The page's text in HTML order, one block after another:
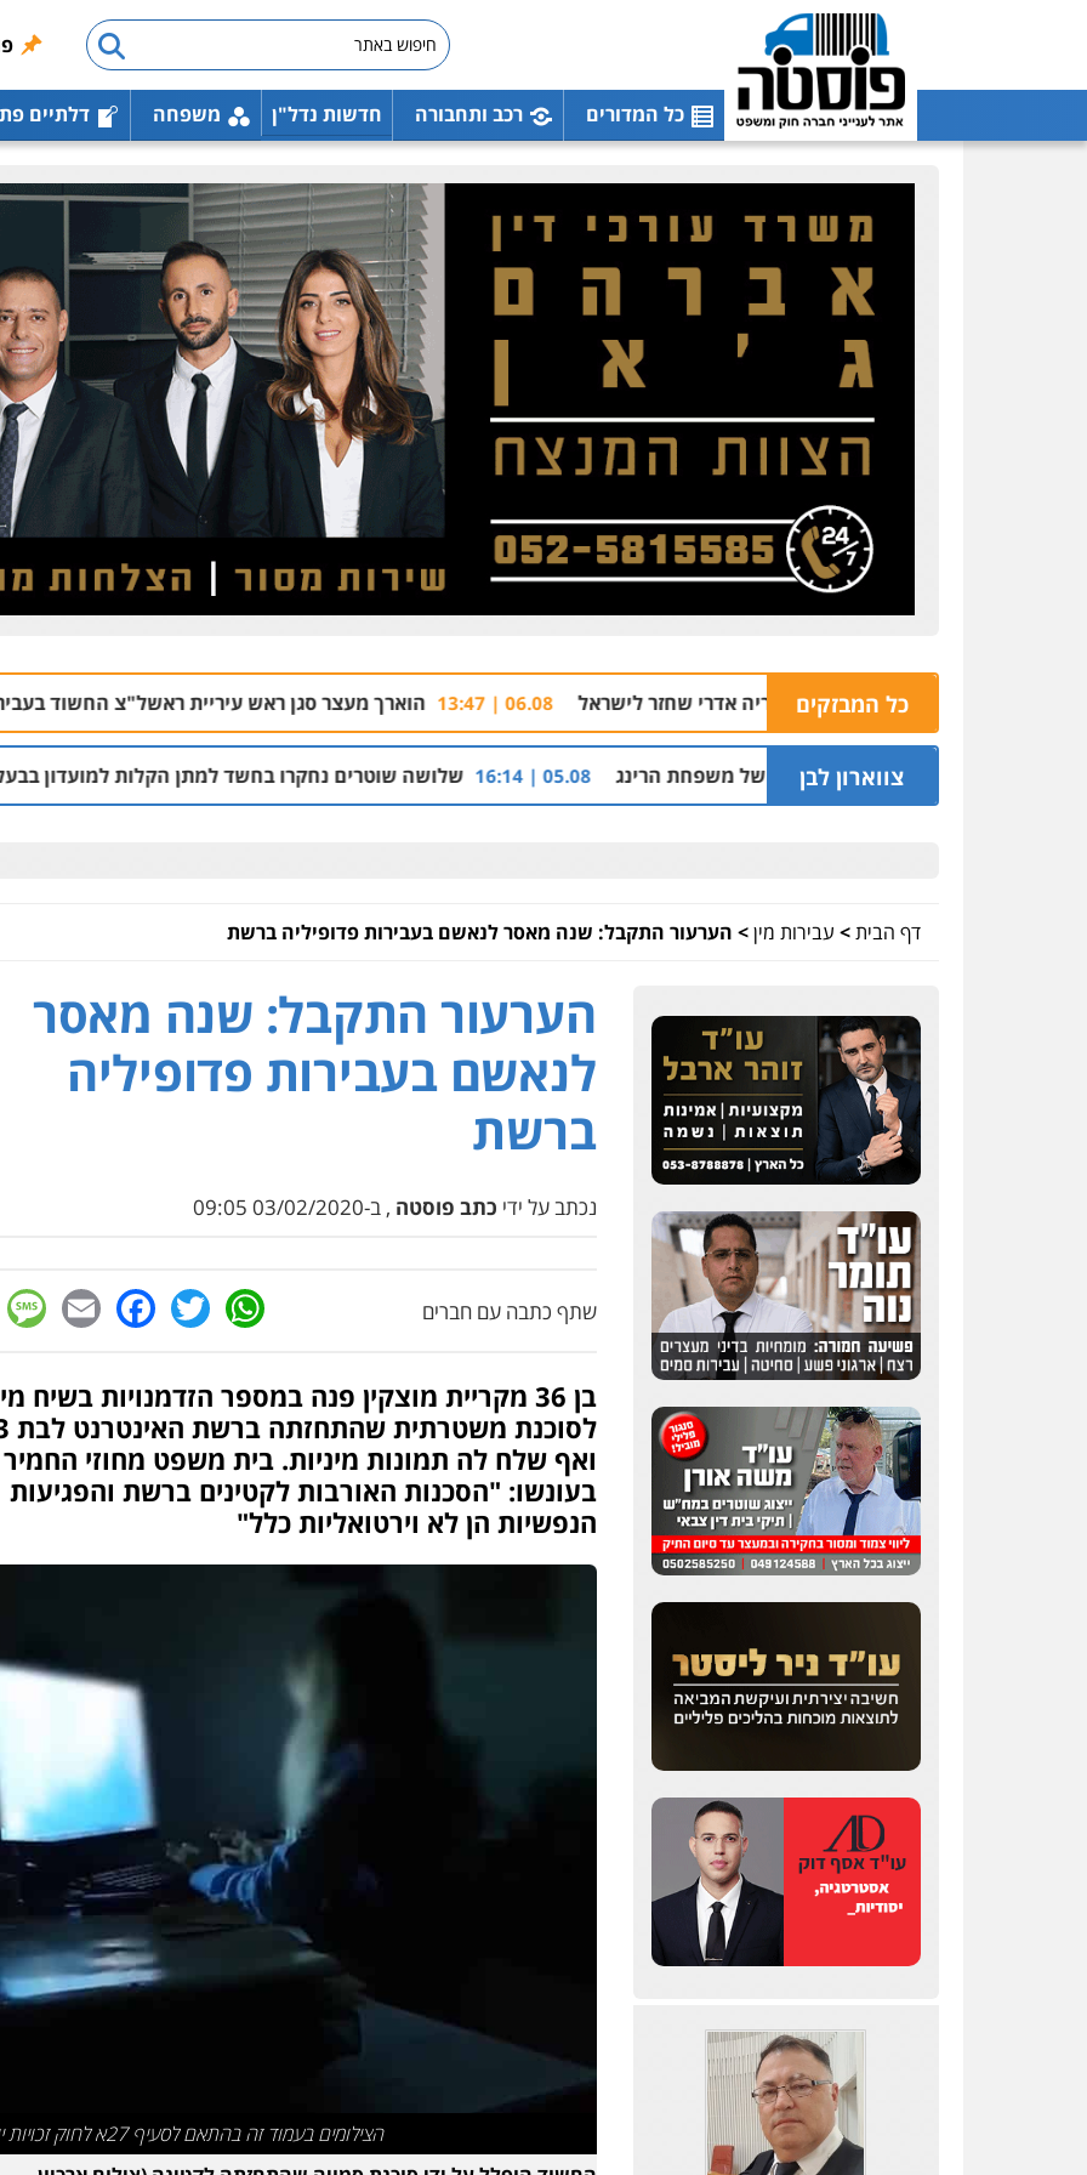
כל המדורים רכב ותחבורה חדשות נדל"ן משפחה דלתיים
כל המבזקים
לא המתין בנתב"ג לזכריה אדרי שחזר לישראל 06.08 | 13:47 הוארך מעצר סגן ראש עיריית ראשל"צ החשוד בעבירות מין
צווארון לבן
וסינדיקאט ההלוואות של משפחת הרינג 05.08 | 16:14 שלושה שוטרים נחקרו בחשד למתן הקלות למועדון בבעלות אחיו של
דף הבית> עבירות מין> הערעור התקבל: שנה מאסר לנאשם בעבירות פדופיליה ברשת
כבריאן, מזר – משרד
עורכי דין
0543986802
משפחה גישור
0507206063
עו"ד בועז קניג
פלילי משפחה כלכלי צבאי
0507003001
עו"ד אייל בסרגליק
פלילי כלכלי צווארון לבן
עורכי דין לענייני אסירים
אזרחי נדל"ן / עסקים
0528488515
הערעור התקבל: שנה מאסר
לנאשם בעבירות פדופיליה
ברשת
נכתב על ידי כתב פוסטה , ב-03/02/2020 09:05
שתף כתבה עם חברים WhatsApp
Twitter
בן 36 מקריית מוצקין פנה במספר הזדמנויות בשיח
ואף שלח לה תמונות מיניות. בית משפט מחוזי החמיר
בעונשו: "הסכנות האורבות לקטינים ברשת והפגיעות
הנפשיות הן לא וירטואליות כלל"
הצילומים בעמוד זה בהתאם לסעיף 27א לחוק זכויות יוצרים